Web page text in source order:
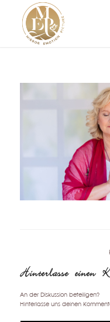
Hinterlasse einen
An der Diskussion beteiligen?
Hinterlasse uns deinen